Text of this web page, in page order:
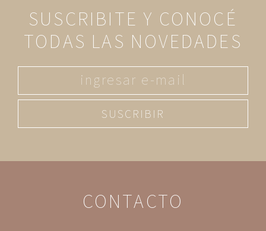
SUSCRIBITE Y CONOCÉ
TODAS LAS NOVEDADES
SUSCRIBIR
CONTACTO